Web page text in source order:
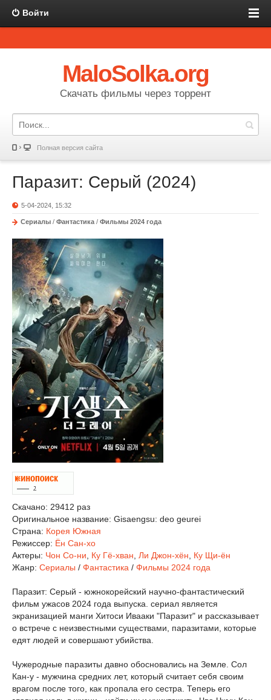
Войти
MaloSolka.org
Скачать фильмы через торрент
Полная версия сайта
Паразит: Серый (2024)
5-04-2024, 15:32
Сериалы / Фантастика / Фильмы 2024 года
Скачано: 29412 раз
Оригинальное название: Gisaengsu: deo geurei
Страна: Корея Южная
Режиссер: Ён Сан-хо
Актеры: Чон Со-ни Ку Гё-хван Ли Джон-хён
Ку Щи-ён
Жанр: Сериалы / Фантастика / Фильмы 2024 года
Паразит: Серый - южнокорейский научно-фантастический
фильм ужасов 2024 года выпуска. сериал является
экранизацией манги Хитоси Ивааки "Паразит" и рассказывает
о встрече с неизвестными существами, паразитами, которые
едят людей и совершают убийства.
Чужеродные паразиты давно обосновались на Земле. Сол
Кан-у - мужчина средних лет, который считает себя своим
врагом после того, как пропала его сестра. Теперь его